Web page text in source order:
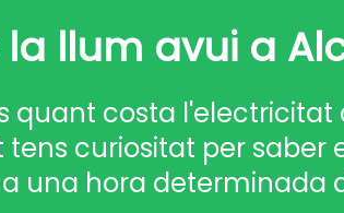
la llum avui a
quant costa l'electricitat
curiositat per saber
una hora determinada